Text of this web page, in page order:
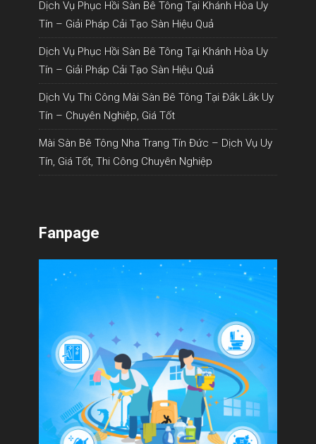
Dịch Vụ Phục Hồi Sàn Bê Tông Tại Khánh Hòa Uy
Tín – Giải Pháp Cải Tạo Sàn Hiệu Quả
Dịch Vụ Phục Hồi Sàn Bê Tông Tại Khánh Hòa Uy
Tín – Giải Pháp Cải Tạo Sàn Hiệu Quả
Dịch Vụ Thi Công Mài Sàn Bê Tông Tại Đắk Lắk Uy
Tín – Chuyên Nghiệp, Giá Tốt
Mài Sàn Bê Tông Nha Trang Tín Đức – Dịch Vụ Uy
Tín, Giá Tốt, Thi Công Chuyên Nghiệp
Fanpage